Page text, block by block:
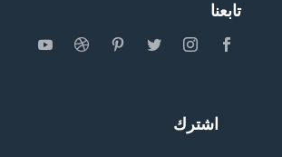
تابعنا
اشترك